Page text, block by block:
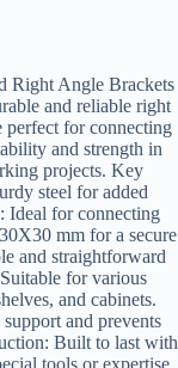
Right Angle Brackets
and reliable right
perfect for connecting
and strength in
projects. Key
steel for added
Ideal for connecting
mm for a secure
and straightforward
for various
and cabinets.
and prevents
Built to last with
tools or expertise